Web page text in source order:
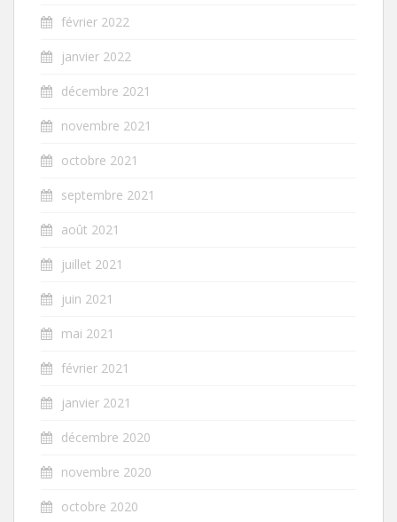
février 2022
janvier 2022
décembre 2021
novembre 2021
octobre 2021
septembre 2021
août 2021
juillet 2021
juin 2021
mai 2021
février 2021
janvier 2021
décembre 2020
novembre 2020
octobre 2020